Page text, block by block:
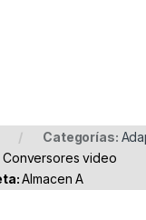
Categorías:
,Conversores video
Almacen A